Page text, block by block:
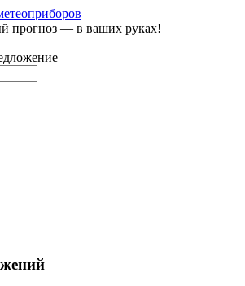
прогноз — в ваших руках!